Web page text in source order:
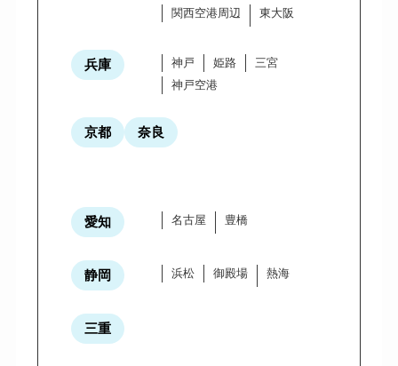
関西空港周辺
東大阪
兵庫 神戸 姫路
三宮
神戸空港
京都 奈良
愛知 名古屋 豊橋
静岡 浜松 御殿場 熱海
三重